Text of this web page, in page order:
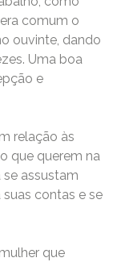
comum o
ouvinte, dando
Uma boa
e
relação às
que querem na
se assustam
contas e se
que